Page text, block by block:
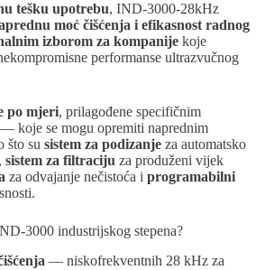
tešku upotrebu, IND-3000-28kHz
moć čišćenja i efikasnost radnog
izborom za kompanije koje
performanse ultrazvučnog
po mjeri, prilagođene specifičnim
koje se mogu opremiti naprednim
što su sistem za podizanje za automatsko
sistem za filtraciju za produženi vijek
za odvajanje nečistoća i programabilni
3000 industrijskog stepena?
— niskofrekventnih 28 kHz za